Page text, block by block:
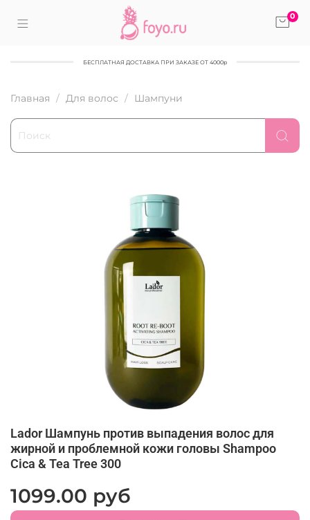
0
БЕСПЛАТНАЯ ДОСТАВКА ПРИ ЗАКАЗЕ ОТ 4000р
Главная Для волос Шампуни
Lador Шампунь против выпадения волос для
жирной и проблемной кожи головы Shampoo
Cica & Tea Tree 300
1099.00 руб